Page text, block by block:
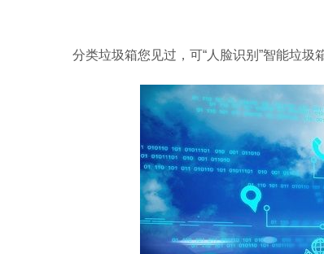
分类垃圾箱您见过，可“人脸识别”智能垃圾